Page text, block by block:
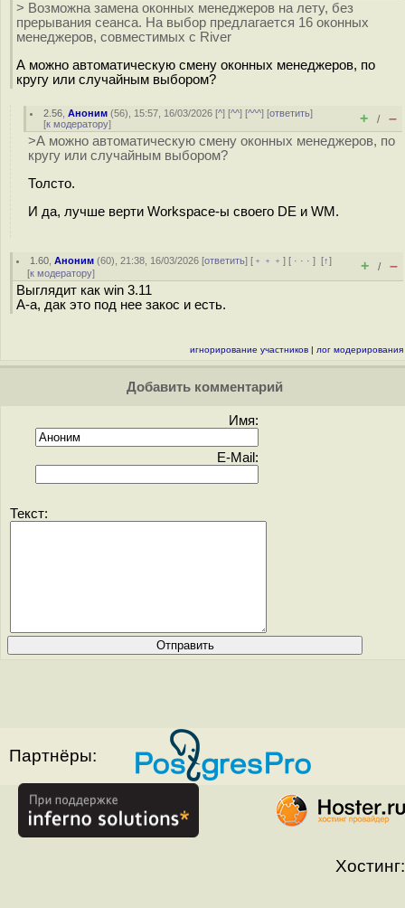
> Возможна замена оконных менеджеров на лету, без
прерывания сеанса. На выбор предлагается 16 оконных
менеджеров, совместимых с River
А можно автоматическую смену оконных менеджеров, по
кругу или случайным выбором?
2.56 ,Аноним (56), 15:57, 16/03/2026 [^] [^^] [^^^] [ответить]
[к модератору] + / –
>А можно автоматическую смену оконных менеджеров, по
кругу или случайным выбором?
Толсто.
И да, лучше верти Workspace-ы своего DE и WM.
1.60 ,Аноним (60), 21:38, 16/03/2026 [ответить] [ ﹢﹢﹢] [ · · ·][↑]
[к модератору] + / –
Выглядит как win 3.11
А-а, дак это под нее закос и есть.
игнорирование участников | лог модерирования
Добавить комментарий
Имя:
E-Mail:
Текст:
Партнёры:
Хостинг: